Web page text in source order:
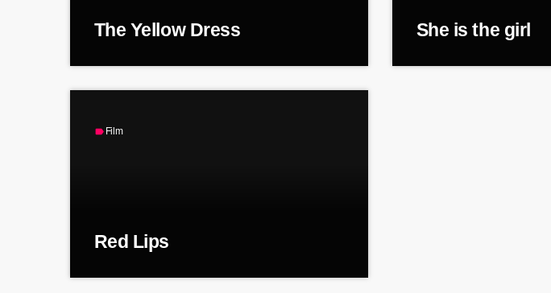
The Yellow Dress She is the girl
label Film
Red Lips